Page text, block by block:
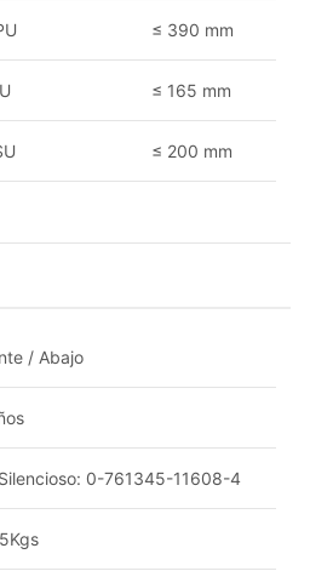
≤ 390 mm
≤ 165 mm
≤ 200 mm
/ Abajo
0-761345-11608-4